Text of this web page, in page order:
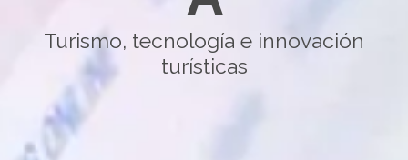
Turismo, tecnología e innovación
turísticas